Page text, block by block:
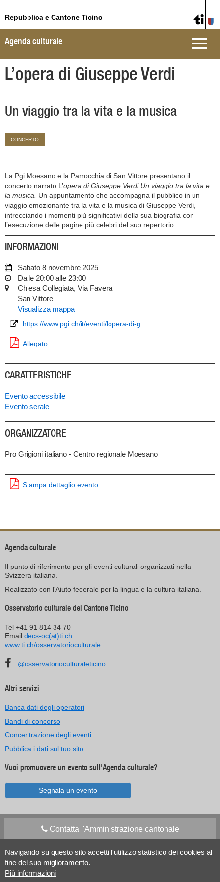
Navigando su questo sito accetti l'utilizzo statistico dei cookies al
fine del suo miglioramento.
Più informazioni
Repubblica e Cantone Ticino
Toggle
Agenda culturale
L’opera di Giuseppe Verdi
Un viaggio tra la vita e la musica
CONCERTO
La Pgi Moesano e la Parrocchia di San Vittore presentano il
concerto narrato L’opera di Giuseppe Verdi Un viaggio tra la vita e
la musica. Un appuntamento che accompagna il pubblico in un
viaggio emozionante tra la vita e la musica di Giuseppe Verdi,
intrecciando i momenti più significativi della sua biografia con
l’esecuzione delle pagine più celebri del suo repertorio.
INFORMAZIONI
Sabato 8 novembre 2025
Dalle 20:00 alle 23:00
Chiesa Collegiata, Via Favera
San Vittore
Visualizza mappa
https://www.pgi.ch/it/eventi/lopera-di-g…
Allegato
CARATTERISTICHE
Evento accessibile
Evento serale
ORGANIZZATORE
Pro Grigioni italiano - Centro regionale Moesano
Stampa dettaglio evento
Agenda culturale
Il punto di riferimento per gli eventi culturali organizzati nella
Svizzera italiana.
Realizzato con l'Aiuto federale per la lingua e la cultura italiana.
Osservatorio culturale del Cantone Ticino
Tel +41 91 814 34 70
Email decs-oc(at)ti.ch
www.ti.ch/osservatorioculturale
@osservatorioculturaleticino
Altri servizi
Banca dati degli operatori
Bandi di concorso
Concentrazione degli eventi
Pubblica i dati sul tuo sito
Vuoi promuovere un evento sull'Agenda culturale?
Segnala un evento
Contatta l'Amministrazione cantonale
Apps Mobile Social media